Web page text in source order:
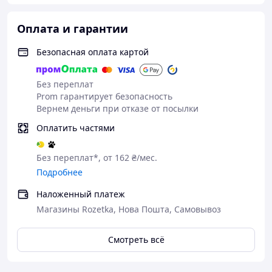
Финал
раздражением! Этот фотоэпилятор — ваша инвестиция
в гладкую кожу и уверенность в себе.
Характеристики товара
Параметр Значение
Технология
Ресурс лампы
990 000 вспышек
Система охлаждения
Уровни мощности
ЖК (LCD)
Оплата и гарантии
Безопасная оплата картой
Без переплат
Prom гарантирует безопасность
Вернем деньги при отказе от посылки
Оплатить частями
Без переплат*, от 162 ₴/мес.
Подробнее
Наложенный платеж
Магазины Rozetka, Нова Пошта, Самовывоз
Смотреть всё